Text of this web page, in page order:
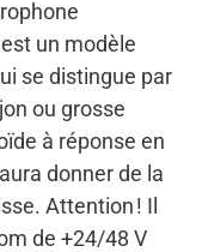
un modèle
se distingue par
ou grosse
à réponse en
donner de la
Attention ! Il
de +24/48 V